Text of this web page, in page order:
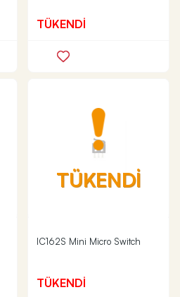
TÜKENDİ
TÜKENDİ
IC162S Mini Micro Switch
TÜKENDİ